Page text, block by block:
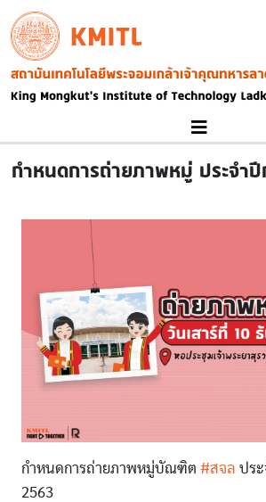
Skip to main content
KMITL
Image
กำหนดการถ่ายภาพหมู่ ประจำ
กำหนดการถ่ายภาพหมู่บัณฑิต #สจล ปร
2563